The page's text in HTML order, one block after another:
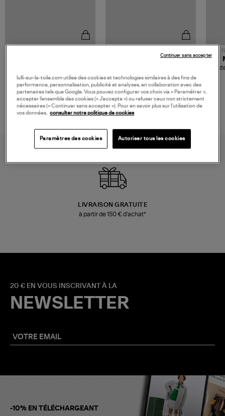
480,00 €
Champagne
189,00 €
TORAL
Mousse
LIVRAISON GRATUITE
à partir de 150 € d'achat*
20 € EN VOUS INSCRIVANT À LA
NEWSLETTER
-10% EN TÉLÉCHARGEANT
lulli-sur-la-toile.com utilise des cookies et technologies similaires à des fins de
performance, personnalisation, publicité et analyses, en collaboration avec des
partenaires tels que Google. Vous pouvez configurer vos choix via « Paramétrer »,
accepter l’ensemble des cookies (« J’accepte ») ou refuser ceux non strictement
nécessaires (« Continuer sans accepter »). Pour en savoir plus sur l’utilisation de
vos données, consulter notre politique de cookies
Paramètres des cookies Autoriser tous les cookies
Continuer sans accepter